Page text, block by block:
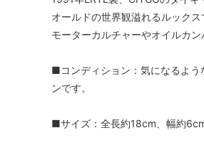
オールドの世界観溢れるルック
モーターカルチャーやオイルカ
■コンディション：気になるよう
ンです。
■サイズ：全長約18cm、幅約